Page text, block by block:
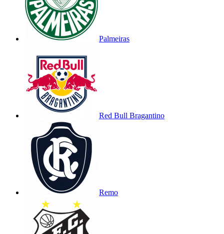
Palmeiras
Red Bull Bragantino
Remo